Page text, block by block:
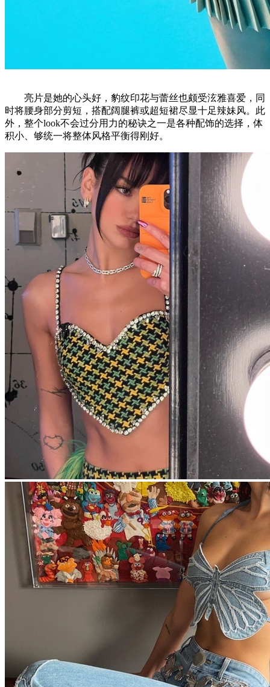
亮片是她的心头好，豹纹印花与蕾丝也颇受泫雅喜爱，同
时将腰身部分剪短，搭配阔腿裤或超短裙尽显十足辣妹风。此
外，整个look不会过分用力的秘诀之一是各种配饰的选择，体
积小、够统一将整体风格平衡得刚好。